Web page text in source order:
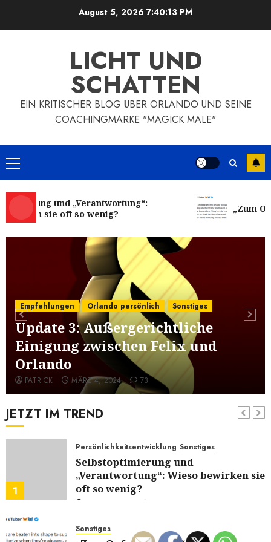
August 5, 2026 7:40:13 PM
LICHT UND
SCHATTEN
EIN KRITISCHER BLOG ÜBER ORLANDO UND SEINE
COACHINGMARKE "MAGICK MALE"
Primäres
Menü
und „Verantwortung“:
sie oft so wenig?
„Zum
Empfehlungen Orlando persönlich Sonstiges
Update 3: Außergerichtliche
Einigung zwischen Felix und
Orlando
PATRICK MÄRZ 4, 2024 73
JETZT IM TREND
Einmal Machtabgeben mit Mayo,
bitte
JUNI 24, 2026 0
6
Sonstiges
Kurz zum Dienstag: LOL
JUNI 2, 2026 0
7
Aus dem MM Prozess: Erfahrungen
Diskussion über Borderline
MAI 27, 2026
1
Persönlichkeitsentwicklung Sonstiges
Selbstoptimierung und
„Verantwortung“: Wieso bewirken sie
oft so wenig?
Sonstiges